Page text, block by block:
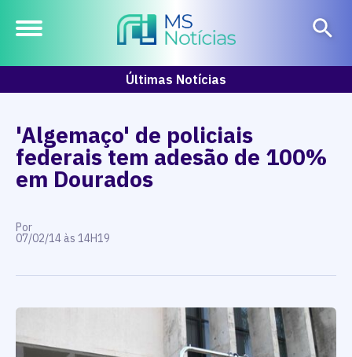
Últimas Notícias
'Algemaço' de policiais
federais tem adesão de 100%
em Dourados
Por
07/02/14 às 14H19